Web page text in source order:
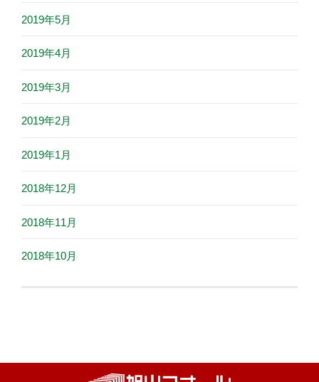
2019年5月
2019年4月
2019年3月
2019年2月
2019年1月
2018年12月
2018年11月
2018年10月